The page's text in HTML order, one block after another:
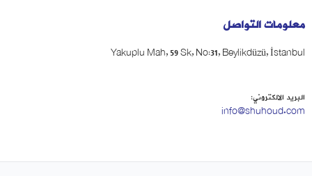
معلومات التواصل
Yakuplu Mah, 59 Sk, No:31, Beylikdüzü, İstanbul
البريد الالكتروني:
info@shuhoud.com